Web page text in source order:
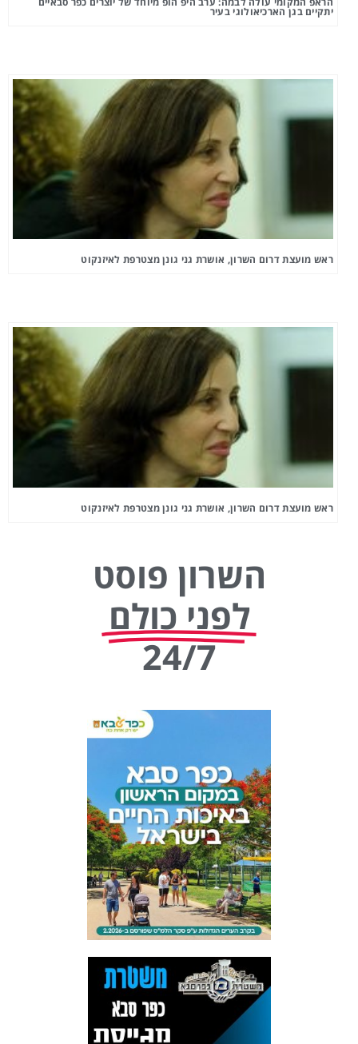
יתקיים בגן הארכיאולוגי בעיר
ראש מועצת דרום השרון, אושרת גני גונן מצטרפת לאיזנקוט
ראש מועצת דרום השרון, אושרת גני גונן מצטרפת לאיזנקוט
השרון פוסט
לפני כולם
24/7